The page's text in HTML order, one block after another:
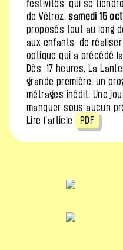
festivités qui se
de Vétroz, samedi 15
proposés tout au long
aux enfants de
optique qui a précédé
Dès 17 heures, La
grande première, un
métrages inédit. Une
manquer sous aucun
Lire l'article
PDF